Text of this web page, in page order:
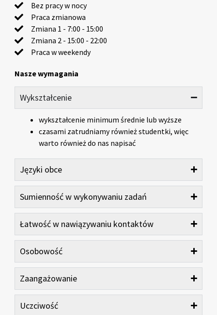
Bez pracy w nocy
Praca zmianowa
Zmiana 1 - 7:00 - 15:00
Zmiana 2 - 15:00 - 22:00
Praca w weekendy
Nasze wymagania
Wykształcenie
wykształcenie minimum średnie lub wyższe
czasami zatrudniamy również studentki, więc
warto również do nas napisać
Języki obce
Sumienność w wykonywaniu zadań
Łatwość w nawiązywaniu kontaktów
Osobowość
Zaangażowanie
Uczciwość